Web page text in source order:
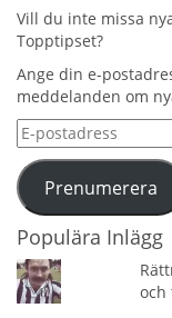
Vill du inte missa
Topptipset?
Ange din e-
meddelanden om
E-
postadress
Prenumerera
Populära Inlägg
och